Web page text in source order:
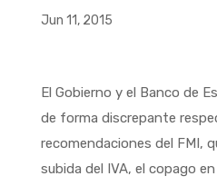
Jun 11, 2015
El Gobierno y el Banco de
de forma discrepante
recomendaciones del FMI,
subida del IVA, el copago